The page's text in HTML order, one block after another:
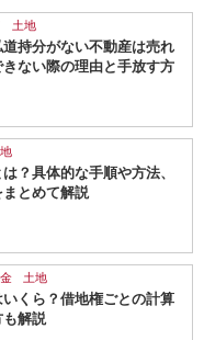
土地
持分がない不動産は売れ
ない際の理由と手放す方
？具体的な手順や方法、
とめて解説
土地
くら？借地権ごとの計算
も解説